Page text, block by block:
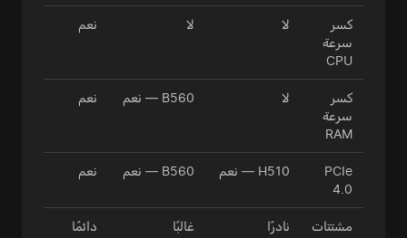
كسر
سرعة
CPU
لا لا نعم
كسر
سرعة
RAM
لا B560 — نعم نعم
PCIe
4.0
H510 — نعم B560 — نعم نعم
مشتتات
نادرًا غالبًا دائمًا